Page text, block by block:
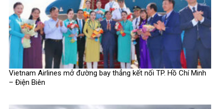
Vietnam Airlines mở đường bay thẳng kết nối TP. Hồ Chí Minh
– Điện Biên